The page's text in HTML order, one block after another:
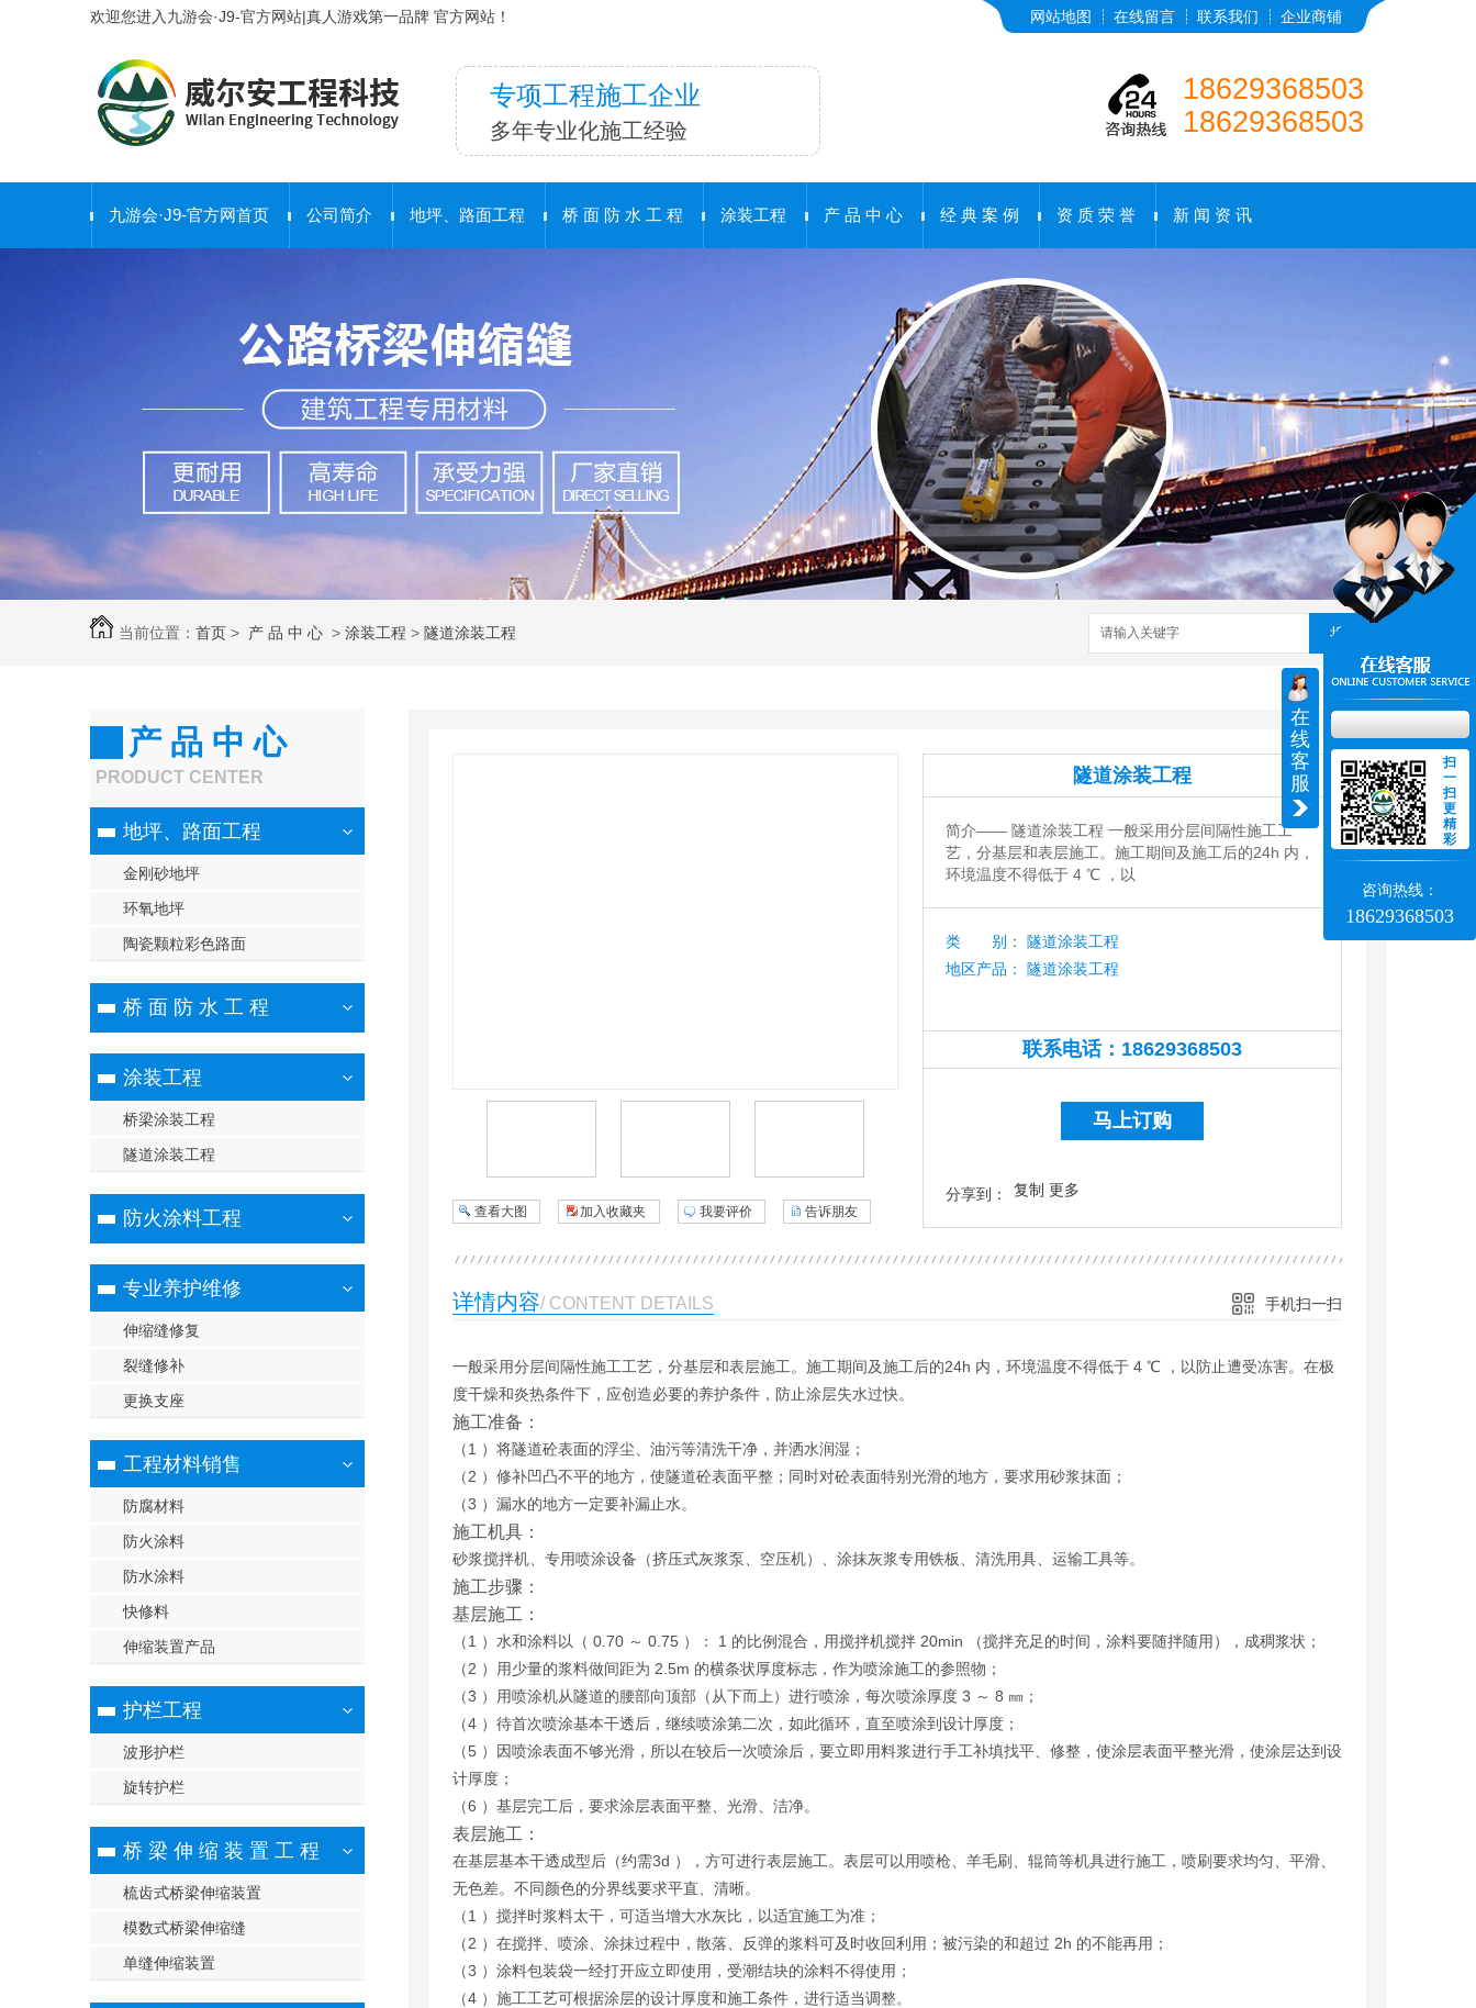
欢迎您进入九游会·J9-官方网站|真人游戏第一品牌 官方网站！ 网站地图 在线留言 联系我们 企业商铺
专项工程施工企业
多年专业化施工经验
18629368503
18629368503
九游会·J9-官方网首页 公司简介 地坪、路面工程 桥 面 防 水 工 程 涂装工程 产 品 中 心 经 典 案 例 资 质 荣 誉 新 闻 资 讯
当前位置： 首页 > 产 品 中 心 > 涂装工程 > 隧道涂装工程 搜索
产 品 中 心
PRODUCT CENTER
地坪、路面工程
金刚砂地坪
环氧地坪
陶瓷颗粒彩色路面
桥 面 防 水 工 程
涂装工程
桥梁涂装工程
隧道涂装工程
防火涂料工程
专业养护维修
伸缩缝修复
裂缝修补
更换支座
工程材料销售
防腐材料
防火涂料
防水涂料
快修料
伸缩装置产品
护栏工程
波形护栏
旋转护栏
桥 梁 伸 缩 装 置 工 程
梳齿式桥梁伸缩装置
模数式桥梁伸缩缝
单缝伸缩装置
查看大图 加入收藏夹 我要评价 告诉朋友
隧道涂装工程
简介—— 隧道涂装工程 一般采用分层间隔性施工工
艺，分基层和表层施工。施工期间及施工后的24h 内，
环境温度不得低于 4 ℃ ，以 
类 别：
隧道涂装工程
地区产品：
隧道涂装工程
联系电话： 18629368503
18629368503
马上订购
分享到： 复制 更多
详情内容/ CONTENT DETAILS 手机扫一扫
一般采用分层间隔性施工工艺，分基层和表层施工。施工期间及施工后的24h 内，环境温度不得低于 4 ℃ ，以防止遭受冻害。在极
度干燥和炎热条件下，应创造必要的养护条件，防止涂层失水过快。
施工准备：
（1 ）将隧道砼表面的浮尘、油污等清洗干净，并洒水润湿；
（2 ）修补凹凸不平的地方，使隧道砼表面平整；同时对砼表面特别光滑的地方，要求用砂浆抹面；
（3 ）漏水的地方一定要补漏止水。
施工机具：
砂浆搅拌机、专用喷涂设备（挤压式灰浆泵、空压机）、涂抹灰浆专用铁板、清洗用具、运输工具等。
施工步骤：
基层施工：
（1 ）水和涂料以（ 0.70 ～ 0.75 ）： 1 的比例混合，用搅拌机搅拌 20min （搅拌充足的时间，涂料要随拌随用），成稠浆状；
（2 ）用少量的浆料做间距为 2.5m 的横条状厚度标志，作为喷涂施工的参照物；
（3 ）用喷涂机从隧道的腰部向顶部（从下而上）进行喷涂，每次喷涂厚度 3 ～ 8 ㎜；
（4 ）待首次喷涂基本干透后，继续喷涂第二次，如此循环，直至喷涂到设计厚度；
（5 ）因喷涂表面不够光滑，所以在较后一次喷涂后，要立即用料浆进行手工补填找平、修整，使涂层表面平整光滑，使涂层达到设
计厚度；
（6 ）基层完工后，要求涂层表面平整、光滑、洁净。
表层施工：
在基层基本干透成型后（约需3d ），方可进行表层施工。表层可以用喷枪、羊毛刷、辊筒等机具进行施工，喷刷要求均匀、平滑、
无色差。不同颜色的分界线要求平直、清晰。
（1 ）搅拌时浆料太干，可适当增大水灰比，以适宜施工为准；
（2 ）在搅拌、喷涂、涂抹过程中，散落、反弹的浆料可及时收回利用；被污染的和超过 2h 的不能再用；
（3 ）涂料包装袋一经打开应立即使用，受潮结块的涂料不得使用；
（4 ）施工工艺可根据涂层的设计厚度和施工条件，进行适当调整。
在
线
客
服
扫
一
扫
更
精
彩
咨询热线：
18629368503